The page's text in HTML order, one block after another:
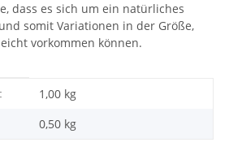
dass es sich um ein natürliches
somit Variationen in der Größe,
vorkommen können.
1,00 kg
0,50 kg